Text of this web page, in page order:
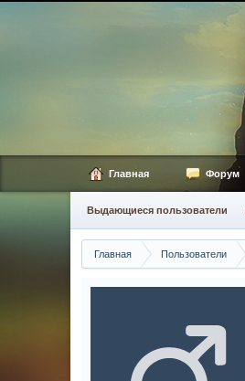
Главная Пользователи
Главная Форум
Выдающиеся пользователи